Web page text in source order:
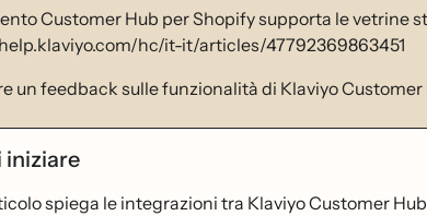
Customer Hub per Shopify supporta le vetrine
hc/it-it/articles/47792369863451
un feedback sulle funzionalità di Klaviyo
iniziare
spiega le integrazioni tra Klaviyo Customer